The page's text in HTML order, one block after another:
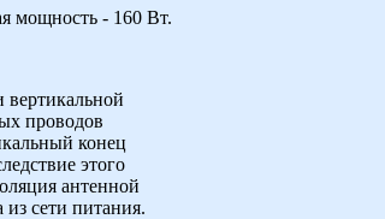
мощность - 160 Вт.
вертикальной
проводов
конец
этого
антенной
сети питания.